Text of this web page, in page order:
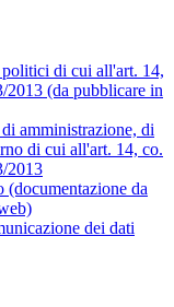
di cui all'art. 14,
2013 (da pubblicare in
amministrazione, di
di cui all'art. 14, co.
2013
(documentazione da
dei dati